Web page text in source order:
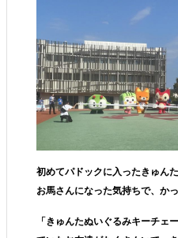
初めてパドックに入ったきゅん
お馬さんになった気持ちで、か
「きゅんたぬいぐるみキーチェ